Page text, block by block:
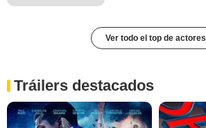
Ver todo el top de actores
Tráilers destacados